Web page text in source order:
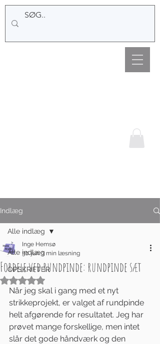
Indlæg
Alle indlæg
OPSKRIFTER
Alle indlæg
Fordele ved rundpinde: rundpinde sæt
Inge Hemsø
30. jun.3 min læsning
Bedømt til NaN ud af 5 stjerner.
Når jeg skal i gang med et nyt
strikkeprojekt, er valget af rundpinde
helt afgørende for resultatet. Jeg har
prøvet mange forskellige, men intet
slår det gode håndværk og den